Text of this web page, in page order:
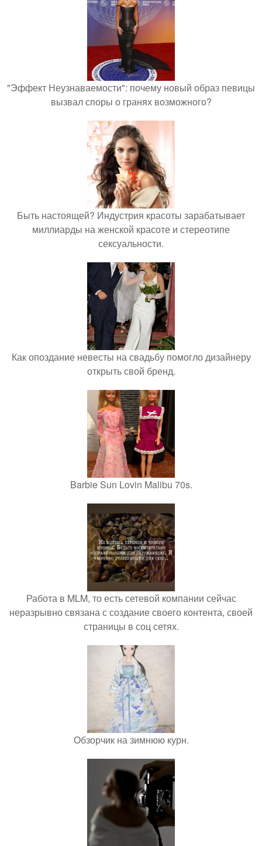
"Эффект Неузнаваемости": почему новый образ певицы
вызвал споры о гранях возможного?
Быть настоящей? Индустрия красоты зарабатывает
миллиарды на женской красоте и стереотипе
сексуальности.
Как опоздание невесты на свадьбу помогло дизайнеру
открыть свой бренд.
Barbie Sun Lovin Malibu 70s.
Работа в MLM, то есть сетевой компании сейчас
неразрывно связана с создание своего контента, своей
страницы в соц сетях.
Обзорчик на зимнюю курн.